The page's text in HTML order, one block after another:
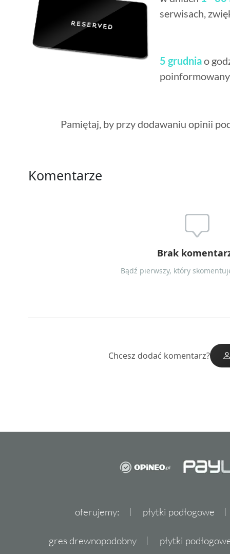
serwisach,
5 grudniao
Pamiętaj, by przy dodawaniu opinii
Komentarze
Brak
Bądź pierwszy, który
Chcesz dodać komentarz?
oferujemy: płytki podłogowe
gres drewnopodobny płytki